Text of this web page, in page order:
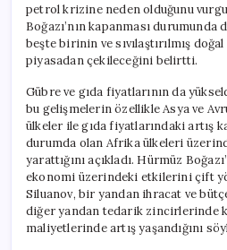
petrol krizine neden olduğunu
Boğazı’nın kapanması
beşte birinin ve sıvılaştırılmış
piyasadan çekileceğini belirtti.
Gübre ve gıda fiyatlarının da
bu gelişmelerin özellikle Asya ve
ülkeler ile gıda fiyatlarındaki artış
durumda olan Afrika ülkeleri
yarattığını açıkladı. Hürmüz
ekonomi üzerindeki etkilerini çift
Siluanov, bir yandan ihracat ve
diğer yandan tedarik zincirlerinde
maliyetlerinde artış yaşandığını